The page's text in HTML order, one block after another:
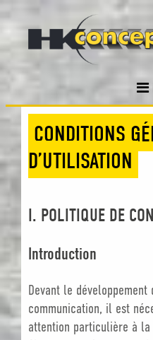
CONDITIONS
D’UTILISATION
I. POLITIQUE DE
Introduction
Devant le
communication, il est
attention particulière à